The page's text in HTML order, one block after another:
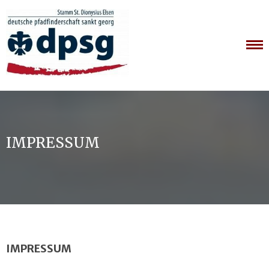
to
content
IMPRESSUM
IMPRESSUM